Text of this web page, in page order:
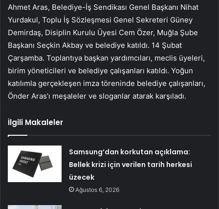
Ahmet Aras, Belediye-İş Sendikası Genel Başkanı Nihat
Yurdakul, Toplu İş Sözleşmesi Genel Sekreteri Güney
Demirdaş, Disiplin Kurulu Üyesi Cem Özer, Muğla Şube
Başkanı Seçkin Akbay ve belediye katıldı. 14 Şubat
Çarşamba. Toplantıya başkan yardımcıları, meclis üyeleri,
birim yöneticileri ve belediye çalışanları katıldı. Yoğun
katılımla gerçekleşen imza töreninde belediye çalışanları,
Önder Aras’ı meşaleler ve sloganlar atarak karşıladı.
İlgili Makaleler
Samsung’dan korkutan açıklama:
Bellek krizi için verilen tarih herkesi
üzecek
Ağustos 6, 2026